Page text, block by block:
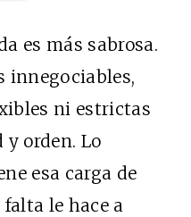
es más sabrosa.
innegociables,
ni estrictas
orden. Lo
esa carga de
le hace a